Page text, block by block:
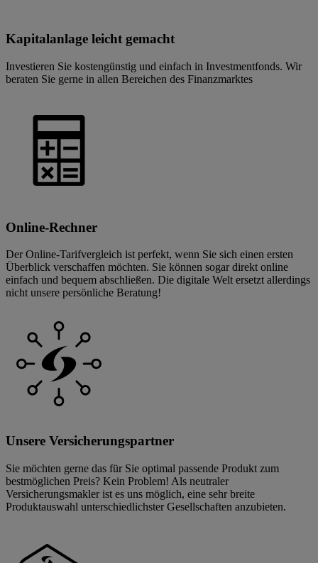
Kapitalanlage leicht gemacht
Investieren Sie kostengünstig und einfach in Investmentfonds. Wir
beraten Sie gerne in allen Bereichen des Finanzmarktes
Online-Rechner
Der Online-Tarifvergleich ist perfekt, wenn Sie sich einen ersten
Überblick verschaffen möchten. Sie können sogar direkt online
einfach und bequem abschließen. Die digitale Welt ersetzt allerdings
nicht unsere persönliche Beratung!
Unsere Versicherungspartner
Sie möchten gerne das für Sie optimal passende Produkt zum
bestmöglichen Preis? Kein Problem! Als neutraler
Versicherungsmakler ist es uns möglich, eine sehr breite
Produktauswahl unterschiedlichster Gesellschaften anzubieten.